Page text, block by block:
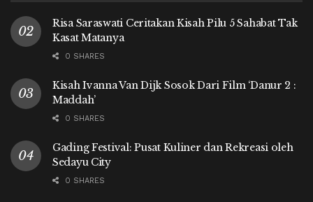
Risa Saraswati Ceritakan Kisah Pilu 5 Sahabat Tak
Kasat Matanya
0 SHARES
Kisah Ivanna Van Dijk Sosok Dari Film ‘Danur 2 :
Maddah’
0 SHARES
Gading Festival: Pusat Kuliner dan Rekreasi oleh
Sedayu City
0 SHARES